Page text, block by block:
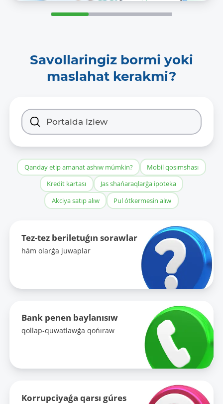
Savollaringiz bormi yoki
maslahat kerakmi?
Qanday etip amanat ashıw múmkin?
Mobil qosımshası
Kredit kartası
Jas shańaraqlarǵa ipoteka
Akciya satıp alıw
Pul ótkermesin alıw
Tez-tez beriletuǵın sorawlar
hám olarǵa juwaplar
Bank penen baylanısıw
qollap-quwatlawǵa qońıraw
Korrupciyaǵa qarsı gúres